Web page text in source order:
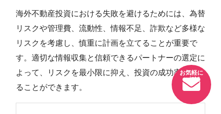
海外不動産投資における失敗を避けるためには、為替
リスクや管理費、流動性、情報不足、詐欺など多様な
リスクを考慮し、慎重に計画を立てることが重要で
す。適切な情報収集と信頼できるパートナーの選定に
よって、リスクを最小限に抑え、投資の成功率を高め
ることができます。